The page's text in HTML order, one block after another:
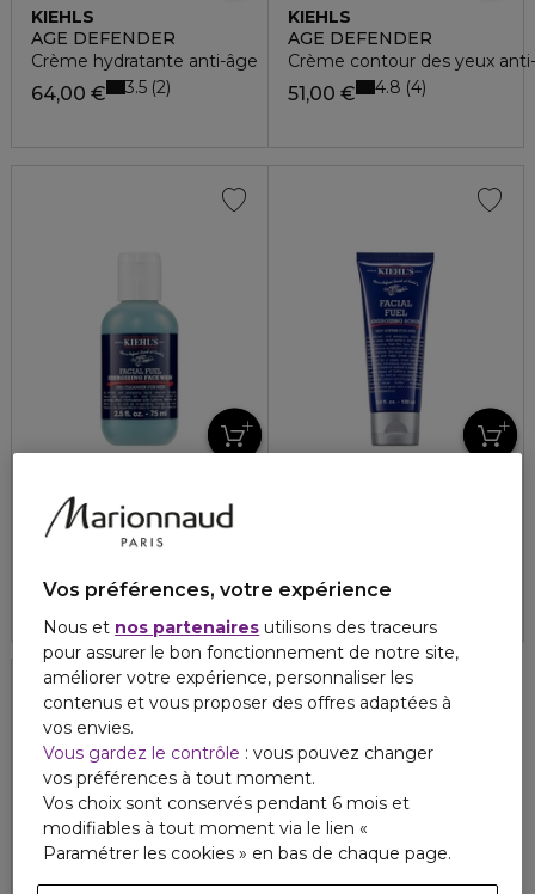
KIEHLS
AGE DEFENDER
Crème hydratante anti-âge
64,00 € 3.5 2
KIEHLS
AGE DEFENDER
Crème contour des yeux
51,00 € 4.8 4
FACIAL FUEL
Nettoyant visage énergisant
2 formats
4.8 6
Vos préférences, votre expérience
Nous et nos partenaires utilisons des traceurs
pour assurer le bon fonctionnement de notre site,
améliorer votre expérience, personnaliser les
contenus et vous proposer des offres adaptées à
vos envies.
Vous gardez le contrôle : vous pouvez changer
vos préférences à tout moment.
Vos choix sont conservés pendant 6 mois et
modifiables à tout moment via le lien «
Paramétrer les cookies » en bas de chaque page.